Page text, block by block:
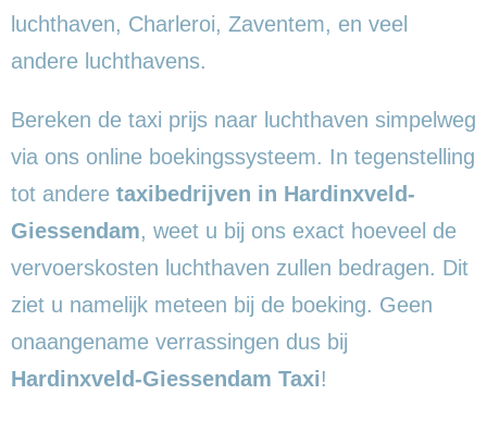
luchthaven, Charleroi, Zaventem, en veel
andere luchthavens.
Bereken de taxi prijs naar luchthaven simpelweg
via ons online boekingssysteem. In tegenstelling
tot andere taxibedrijven in Hardinxveld-
Giessendam, weet u bij ons exact hoeveel de
vervoerskosten luchthaven zullen bedragen. Dit
ziet u namelijk meteen bij de boeking. Geen
onaangename verrassingen dus bij
Hardinxveld-Giessendam Taxi!